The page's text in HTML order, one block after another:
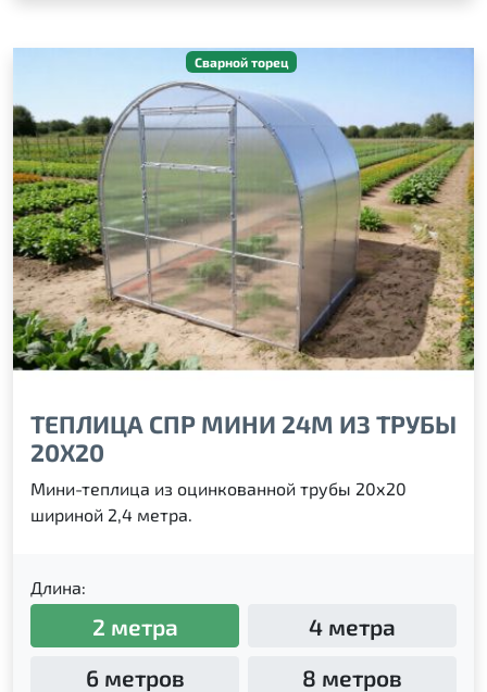
Сварной торец
ТЕПЛИЦА СПР МИНИ 24М ИЗ ТРУБЫ
20Х20
Мини-теплица из оцинкованной трубы 20х20
шириной 2,4 метра.
Длина:
2 метра
4 метра
6 метров
8 метров